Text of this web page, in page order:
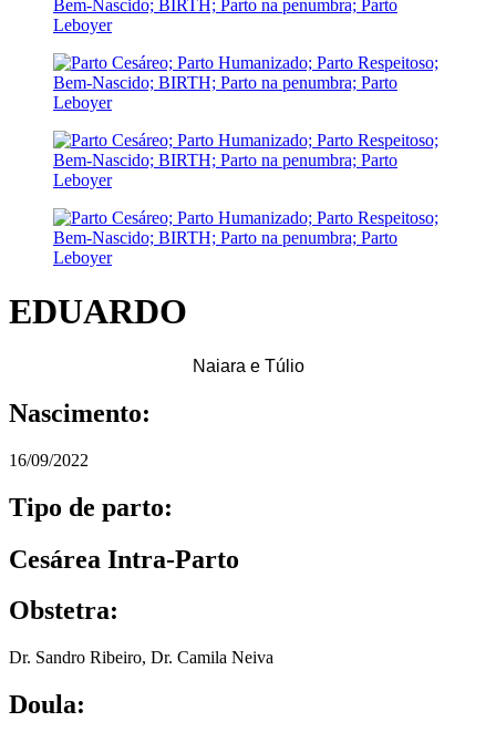
EDUARDO
Naiara e Túlio
Nascimento:
16/09/2022
Tipo de parto:
Cesárea Intra-Parto
Obstetra:
Dr. Sandro Ribeiro, Dr. Camila Neiva
Doula: